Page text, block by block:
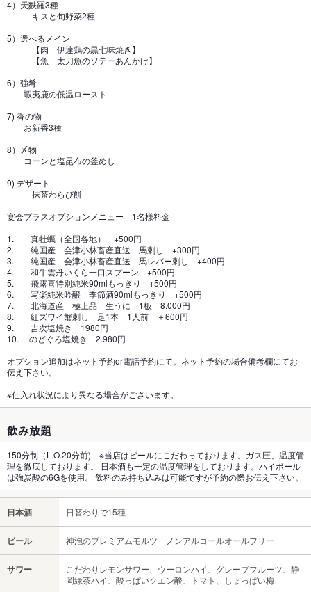
4）天麩羅3種
キスと旬野菜2種
5）選べるメイン
【肉 伊達鶏の黒七味焼き】
【魚 太刀魚のソテーあんかけ】
6）強肴
蝦夷鹿の低温ロースト
7) 香の物
お新香3種
8）〆物
コーンと塩昆布の釜めし
9) デザート
抹茶わらび餅
宴会プラスオプションメニュー 1名様料金
1. 真牡蠣（全国各地） +500円
2. 純国産 会津小林畜産直送 馬刺し +300円
3. 純国産 会津小林畜産直送 馬レバー刺し +400円
4. 和牛雲丹いくら一口スプーン +500円
5. 飛露喜特別純米90mlもっきり +500円
6. 写楽純米吟醸 季節酒90mlもっきり +500円
7. 北海道産 極上品 生うに 1板 8.000円
8. 紅ズワイ蟹刺し 足1本 1人前 ＋600円
9. 吉次塩焼き 1980円
10. のどぐろ塩焼き 2.980円
オプション追加はネット予約or電話予約にて。ネット予約の場合備考欄にてお
伝え下さい。
※仕入れ状況により異なる場合がございます。
飲み放題
150分制（L.O.20分前) ※当店はビールにこだわっております。ガス圧、温度管
理を徹底しております。 日本酒も一定の温度管理をしております。ハイボール
は強炭酸の6Gを使用。 飲料のみ持ち込みは可能ですが予約の際お伝え下さい。
日本酒 日替わりで15種
ビール 神泡のプレミアムモルツ ノンアルコールオールフリー
サワー
こだわりレモンサワー、ウーロンハイ、グレープフルーツ、静
岡緑茶ハイ、酸っぱいクエン酸、トマト、しょっぱい梅